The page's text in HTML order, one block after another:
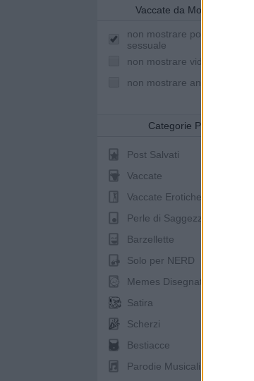
Vaccate da Mostrare
non mostrare post a sfondo
sessuale
non mostrare video youtube
non mostrare animazioni
Categorie Post
Post Salvati
Vaccate
Vaccate Erotiche
Perle di Saggezza
Barzellette
Solo per NERD
Memes Disegnati
Satira
Scherzi
Bestiacce
Parodie Musicali